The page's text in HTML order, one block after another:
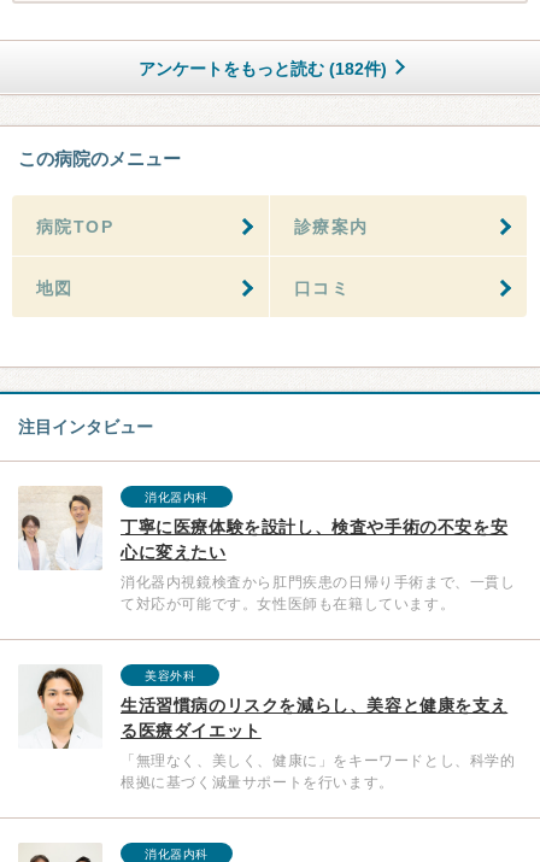
アンケートをもっと読む (182件)
この病院のメニュー
病院TOP 診療案内
地図 口コミ
注目インタビュー
消化器内科
丁寧に医療体験を設計し、検査や手術の不安を安
心に変えたい
消化器内視鏡検査から肛門疾患の日帰り手術まで、一貫し
て対応が可能です。女性医師も在籍しています。
美容外科
生活習慣病のリスクを減らし、美容と健康を支え
る医療ダイエット
「無理なく、美しく、健康に」をキーワードとし、科学的
根拠に基づく減量サポートを行います。
消化器内科